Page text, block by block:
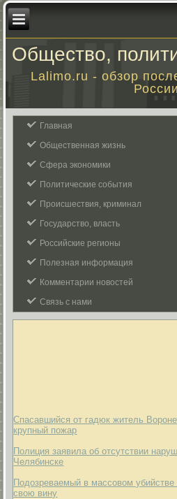
Общество,
Lalimo.ru - обзор
России
Главная
Общественная жизнь
Сфера экономики
Политические события
Происшествия, криминал
Государство, власть
Российские регионы
Полезная информация
Комментарии новостей
Связь с нами
Спасавшийся от гадюк житель
крупный пожар
Полиция заявила об отсутствии
Челябинске
Подозреваемый в массовом
свою вину